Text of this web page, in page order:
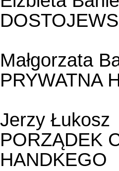
Małgorzata
PRYWATNA
Jerzy Łukosz
PORZĄDEK
HANDKEGO